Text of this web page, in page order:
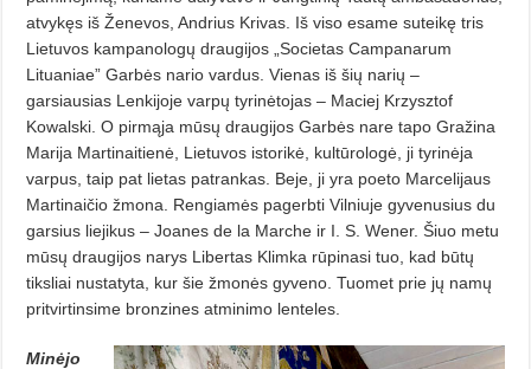
atvykęs iš Ženevos, Andrius Krivas. Iš viso esame suteikę tris
Lietuvos kampanologų draugijos „Societas Campanarum
Lituaniae” Garbės nario vardus. Vienas iš šių narių –
garsiausias Lenkijoje varpų tyrinėtojas – Maciej Krzysztof
Kowalski. O pirmąja mūsų draugijos Garbės nare tapo Gražina
Marija Martinaitienė, Lietuvos istorikė, kultūrologė, ji tyrinėja
varpus, taip pat lietas patrankas. Beje, ji yra poeto Marcelijaus
Martinaičio žmona. Rengiamės pagerbti Vilniuje gyvenusius du
garsius liejikus – Joanes de la Marche ir I. S. Wener. Šiuo metu
mūsų draugijos narys Libertas Klimka rūpinasi tuo, kad būtų
tiksliai nustatyta, kur šie žmonės gyveno. Tuomet prie jų namų
pritvirtinsime bronzines atminimo lenteles.
Minėjo